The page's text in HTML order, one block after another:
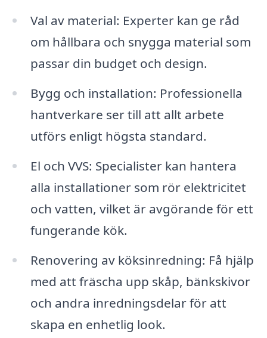
Val av material: Experter kan ge råd
om hållbara och snygga material som
passar din budget och design.
Bygg och installation: Professionella
hantverkare ser till att allt arbete
utförs enligt högsta standard.
El och VVS: Specialister kan hantera
alla installationer som rör elektricitet
och vatten, vilket är avgörande för ett
fungerande kök.
Renovering av köksinredning: Få hjälp
med att fräscha upp skåp, bänkskivor
och andra inredningsdelar för att
skapa en enhetlig look.